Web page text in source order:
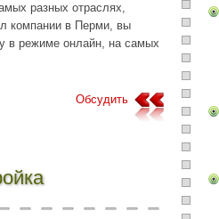
разных отраслях,
компании в Перми, вы
в режиме онлайн, на самых
Обсудить